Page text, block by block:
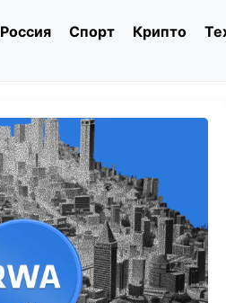
Россия Спорт Крипто